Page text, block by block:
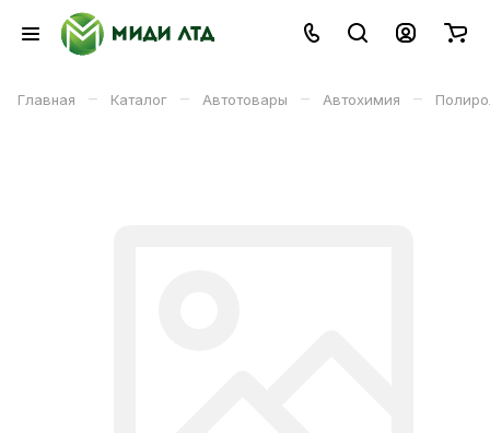
Главная – Каталог – Автотовары – Автохимия –